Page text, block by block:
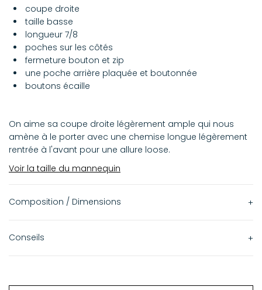
coupe droite
taille basse
longueur 7/8
poches sur les côtés
fermeture bouton et zip
une poche arrière plaquée et boutonnée
boutons écaille
On aime sa coupe droite légèrement ample qui nous
amène à le porter avec une chemise longue légèrement
rentrée à l'avant pour une allure loose.
Voir la taille du mannequin
Composition / Dimensions
47% acrylique
Conseils